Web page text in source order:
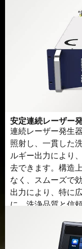
安定連続レーザー
連続レーザー発生
照射し、一貫した
ルギー出力により
去できます。構造
なく、スムーズで
出力により、特に
に、洗浄品質と信